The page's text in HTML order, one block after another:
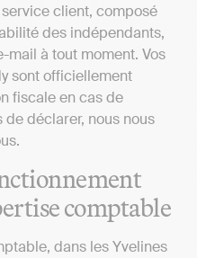
client, composé
des indépendants,
mail à tout moment. Vos
sont officiellement
fiscale en cas de
déclarer, nous nous
comptable
dans les Yvelines